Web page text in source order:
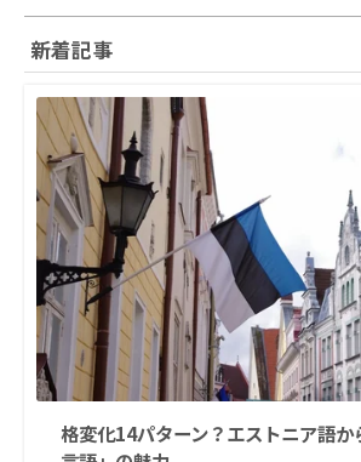
新着記事
格変化14パターン？エストニア語か